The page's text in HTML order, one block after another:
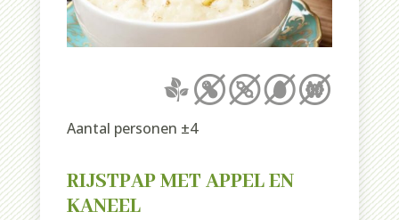
Aantal personen ±4
RIJSTPAP MET APPEL EN
KANEEL